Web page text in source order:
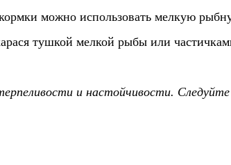
можно использовать мелкую
тушкой мелкой рыбы или
и настойчивости.